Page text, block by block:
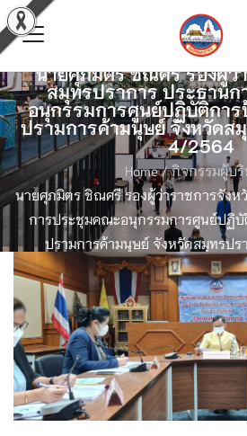
นายศุภมิตร ชิณศรี รองผู้ว่
สมุทรปราการ ประธาน
อนุกรรมการศูนย์ปฏิบัติกา
ปรามการค้ามนุษย์ จังหวัดส
4/2564
Home/ กิจกรรมผู้บริ
นายศุภมิตร ชิณศรี รองผู้ว่าราชการจังห
การประชุมคณะอนุกรรมการศูนย์ปฏิ
ปรามการค้ามนุษย์ จังหวัดสมุทรปร